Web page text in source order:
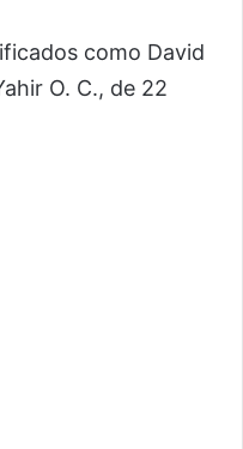
como David
O. C., de 22